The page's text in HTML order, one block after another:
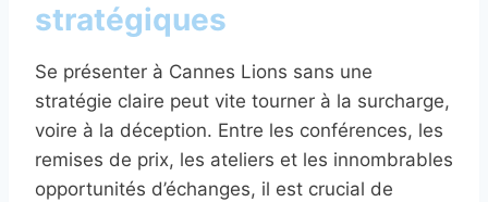
stratégiques
Se présenter à Cannes Lions sans une
stratégie claire peut vite tourner à la surcharge,
voire à la déception. Entre les conférences, les
remises de prix, les ateliers et les innombrables
opportunités d’échanges, il est crucial de